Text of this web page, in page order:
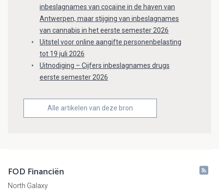
inbeslagnames van cocaïne in de haven van
Antwerpen, maar stijging van inbeslagnames
van cannabis in het eerste semester 2026
Uitstel voor online aangifte personenbelasting
tot 19 juli 2026
Uitnodiging – Cijfers inbeslagnames drugs
eerste semester 2026
Alle artikelen van deze bron
FOD Financiën
North Galaxy